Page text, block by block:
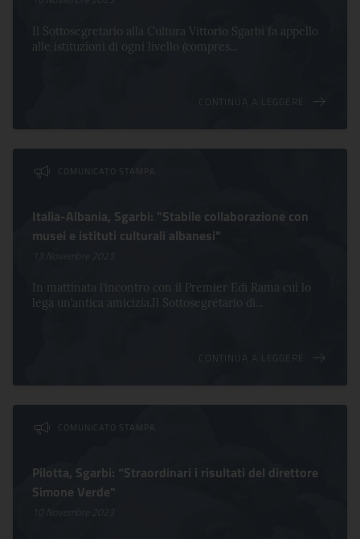
Il Sottosegretario alla Cultura Vittorio Sgarbi fa appello
alle istituzioni di ogni livello (compres...
CONTINUA A LEGGERE
COMUNICATO STAMPA
Italia-Albania, Sgarbi: "Stabile collaborazione con
musei e istituti culturali albanesi"
In mattinata l’incontro con il Premier Edi Rama cui lo
lega un’antica amicizia.Il Sottosegretario di...
CONTINUA A LEGGERE
COMUNICATO STAMPA
Pilotta, Sgarbi: “Straordinari i risultati del direttore
Simone Verde"